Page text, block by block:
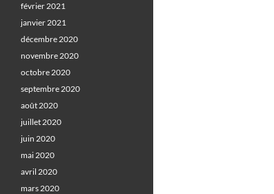
février 2021
janvier 2021
décembre 2020
novembre 2020
octobre 2020
septembre 2020
août 2020
juillet 2020
juin 2020
mai 2020
avril 2020
mars 2020